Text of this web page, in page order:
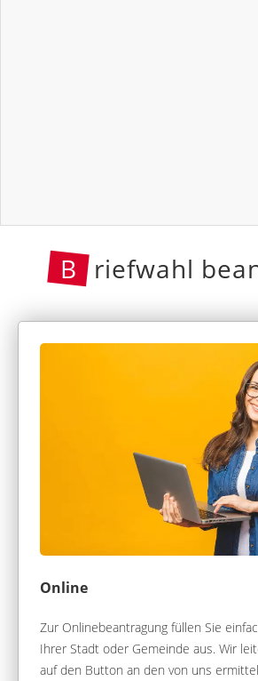
B riefwahl
Online
Zur Onlinebeantragung füllen Sie
Ihrer Stadt oder Gemeinde aus. Wir
auf den Button an den von uns